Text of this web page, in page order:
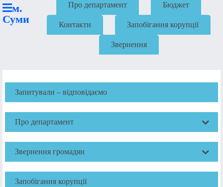
м.
Суми
Про департамент Бюджет
Контакти Запобігання корупції
Звернення
Запитували – відповідаємо
Про департамент
Звернення громадян
Запобігання корупції